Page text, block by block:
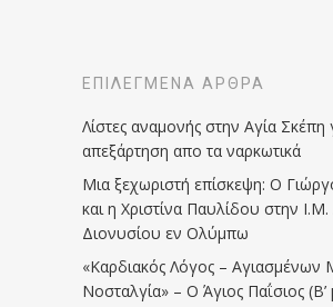
ΕΠΙΛΕΓΜΈΝΑ ΆΡΘΡΑ
Λίστες αναμονής στην Αγία Σκέπη
απεξάρτηση απο τα ναρκωτικά
Μια ξεχωριστή επίσκεψη: Ο
και η Χριστίνα Παυλίδου στην
Διονυσίου εν Ολύμπω
«Καρδιακός Λόγος –
Νοσταλγία» – Ο Άγιος Παΐσιος (Β’